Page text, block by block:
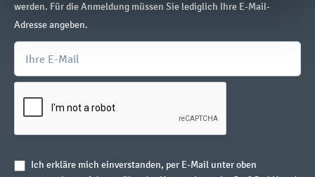
werden. Für die Anmeldung müssen Sie lediglich Ihre E-Mail-
Adresse angeben.
Ich erkläre mich einverstanden, per E-Mail unter oben